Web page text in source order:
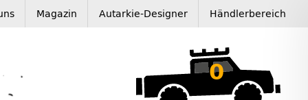
Magazin Autarkie-Designer Händlerbereich
0